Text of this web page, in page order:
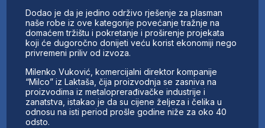
Dodao je da je jedino održivo rješenje za plasman
naše robe iz ove kategorije povećanje tražnje na
domaćem tržištu i pokretanje i proširenje projekata
koji će dugoročno donijeti veću korist ekonomiji nego
privremeni priliv od izvoza.
Milenko Vuković, komercijalni direktor kompanije
“Milco” iz Laktaša, čija proizvodnja se zasniva na
proizvodima iz metaloprerađivačke industrije i
zanatstva, istakao je da su cijene željeza i čelika u
odnosu na isti period prošle godine niže za oko 40
odsto.